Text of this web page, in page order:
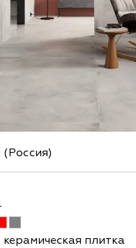
керамическая плитка